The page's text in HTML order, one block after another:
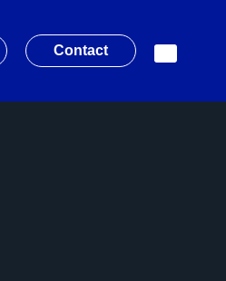
Contact